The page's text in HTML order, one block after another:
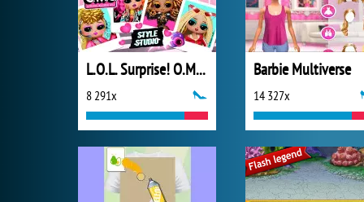
L.O.L. Surprise! O.M.G.™ Style Studio
8 291x
Barbie Multiverse
14 327x